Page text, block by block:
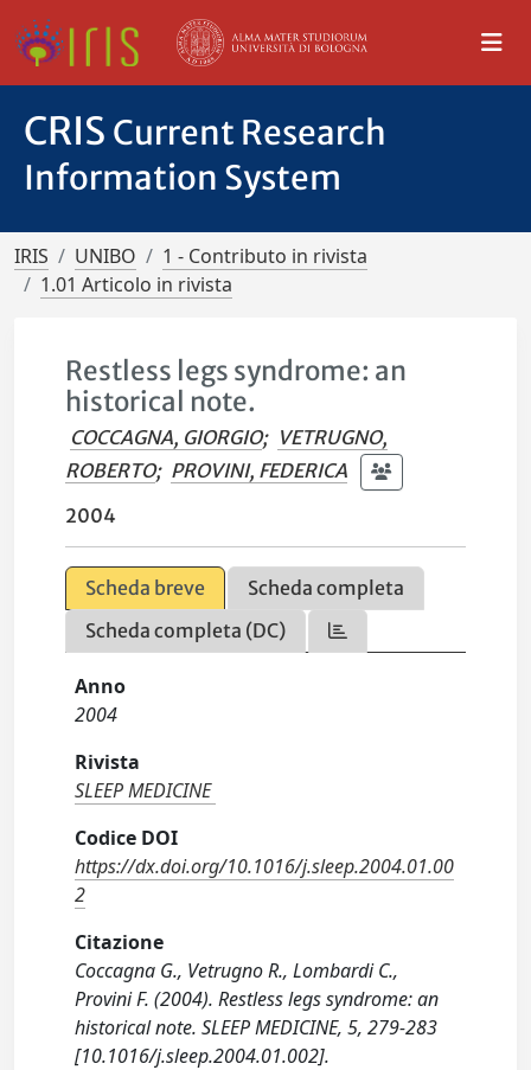
CRIS Current Research
Information System
IRIS UNIBO
1 - Contributo in rivista
1.01 Articolo in rivista
Restless legs syndrome: an
historical note.
COCCAGNA, GIORGIO; VETRUGNO,
ROBERTO; PROVINI, FEDERICA
2004
Scheda breve
Scheda completa
Scheda completa (DC)
Anno
2004
Rivista
SLEEP MEDICINE
Codice DOI
https://dx.doi.org/10.1016/j.sleep.2004.01.00
2
Citazione
Coccagna G., Vetrugno R., Lombardi C.,
Provini F. (2004). Restless legs syndrome: an
historical note. SLEEP MEDICINE, 5, 279-283
[10.1016/j.sleep.2004.01.002].